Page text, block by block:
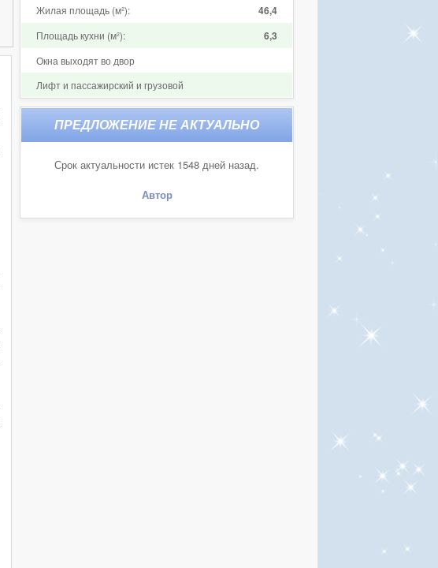
Жилая площадь (м²): 46,4
Площадь кухни (м²): 6,3
Окна выходят во двор
Лифт и пассажирский и грузовой
Срок актуальности истек 1548 дней назад.
Автор